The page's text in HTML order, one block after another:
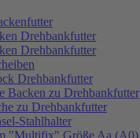
Drehbankfutter
Drehbankfutter
Drehbankfutter
Backen zu Drehbankfutter
zu Drehbankfutter
Stahlhalter
"Multifix" Größe Aa (A0)